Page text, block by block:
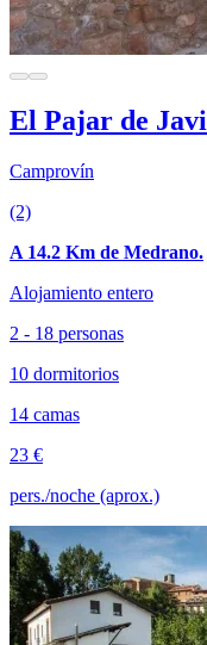
El Pajar de Javi
Camprovín
(2)
A 14.2 Km de Medrano.
Alojamiento entero
2 - 18 personas
10 dormitorios
14 camas
23 €
pers./noche (aprox.)